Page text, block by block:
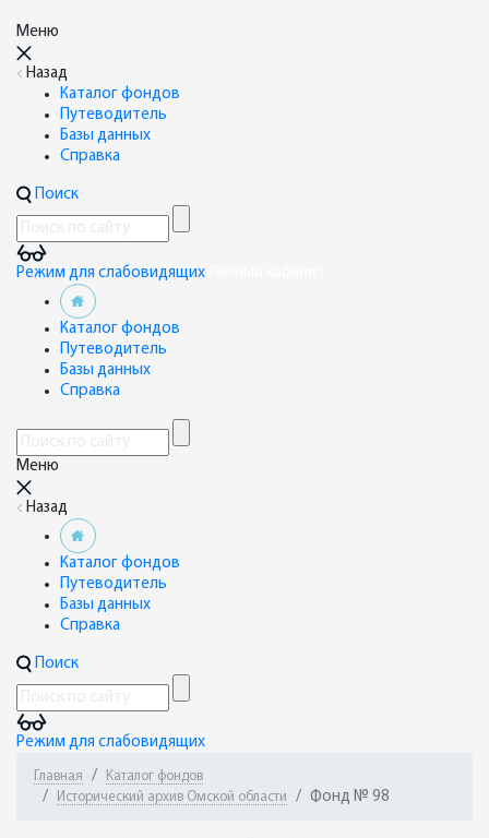
Меню
Назад
Каталог фондов
Путеводитель
Базы данных
Справка
Поиск
Режим для слабовидящих
Каталог фондов
Путеводитель
Базы данных
Справка
Меню
Назад
Каталог фондов
Путеводитель
Базы данных
Справка
Поиск
Режим для слабовидящих
Главная
Каталог фондов
Исторический архив Омской области
Фонд № 98